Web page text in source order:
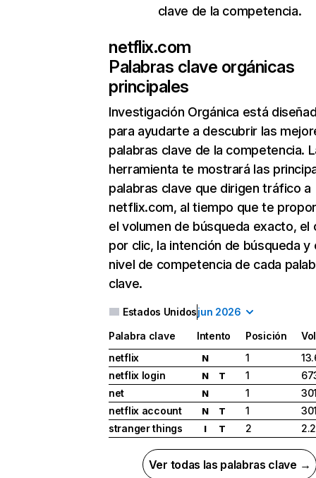
clave de la competencia.
netflix.com
Palabras clave orgánicas
principales
Investigación Orgánica está
para ayudarte a descubrir las
palabras clave de la competencia.
herramienta te mostrará las
palabras clave que dirigen tráfico a
netflix.com, al tiempo que te
el volumen de búsqueda exacto, el
por clic, la intención de búsqueda y
nivel de competencia de cada
clave.
Estados Unidosjun 2026
Palabra clave Intento Posición
netflix
N 1
netflix login
N T 1
net
N 1
netflix account
N T 1
stranger things
I T 2
Ver todas las palabras clave →